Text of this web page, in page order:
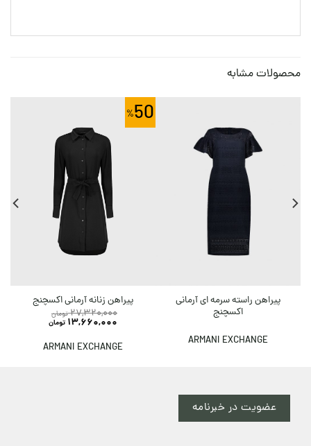
محصولات مشابه
پیراهن راسته سرمه ای آرمانی
اکسچنج
ARMANI EXCHANGE
50
پیراهن زنانه آرمانی اکسچنج
27,320,000 تومان
13,660,000 تومان
ARMANI EXCHANGE
عضویت در خبرنامه